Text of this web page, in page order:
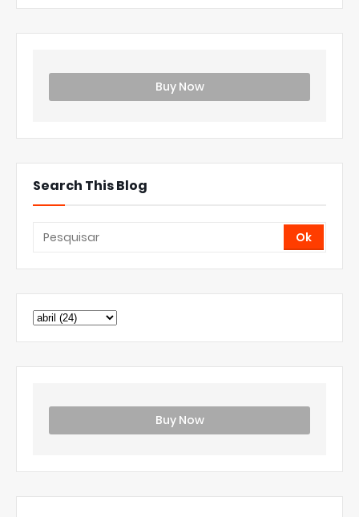
Buy Now
Search This Blog
Buy Now